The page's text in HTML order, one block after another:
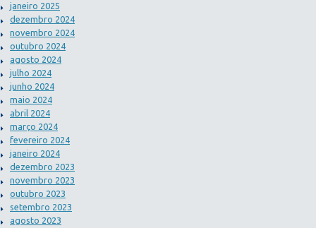
janeiro 2025
dezembro 2024
novembro 2024
outubro 2024
agosto 2024
julho 2024
junho 2024
maio 2024
abril 2024
março 2024
fevereiro 2024
janeiro 2024
dezembro 2023
novembro 2023
outubro 2023
setembro 2023
agosto 2023